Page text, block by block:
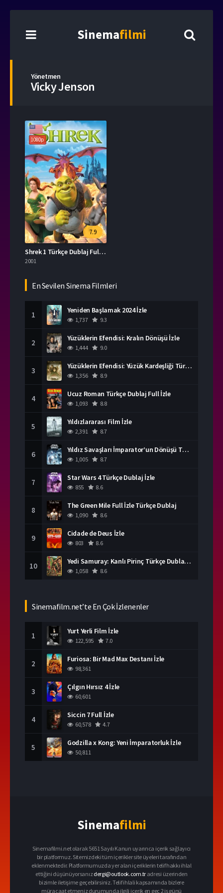
Sinemafilmi
Yönetmen
Vicky Jenson
1080p
7.9
Shrek 1 Türkçe Dublaj Full İzle
2001
En Sevilen Sinema Filmleri
1 Yeniden Başlamak 2024 İzle
1,737 9.3
2 Yüzüklerin Efendisi: Kralın Dönüşü İzle
1,444 9.0
3 Yüzüklerin Efendisi: Yüzük Kardeşliği Türkçe Dublaj İzle
1,356 8.9
4 Ucuz Roman Türkçe Dublaj Full İzle
1,093 8.8
5 Yıldızlararası Film İzle
2,391 8.7
6 Yıldız Savaşları İmparator’un Dönüşü Türkçe Dublaj İzle
1,005 8.7
7 Star Wars 4 Türkçe Dublaj İzle
855 8.6
8 The Green Mile Full İzle Türkçe Dublaj
1,090 8.6
9 Cidade de Deus İzle
803 8.6
10 Yedi Samuray: Kanlı Pirinç Türkçe Dublaj İzle
1,058 8.6
Sinemafilm.net’te En Çok İzlenenler
1 Yurt Yerli Film İzle
122,595 7.0
2 Furiosa: Bir Mad Max Destanı İzle
98,361
3 Çılgın Hırsız 4 İzle
60,601
4 Siccin 7 Full İzle
60,578 4.7
5 Godzilla x Kong: Yeni İmparatorluk İzle
50,811
Sinemafilmi
Sinemafilmi.net olarak 5651 Sayılı Kanun uyarınca içerik sağlayıcı
bir platformuz. Sitemizdeki tüm içerikler site üyeleri tarafından
eklenmektedir. Platformumuzda yer alan içeriklerin telif hakkı ihlal
ettiğini düşünüyorsanızdergi@outlook.com.tr adresi üzerinden
bizimle iletişime geçebilirsiniz. Telif ihlali kapsamında bizlere
müracaat etmeniz durumunda ilgili içerik en geç 2 iş günü